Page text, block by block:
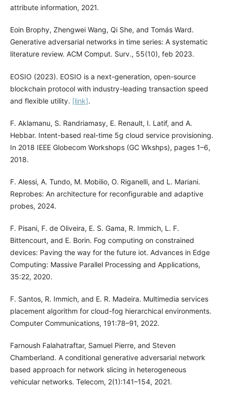
attribute information, 2021.
Eoin Brophy, Zhengwei Wang, Qi She, and Tomás Ward.
Generative adversarial networks in time series: A systematic
literature review. ACM Comput. Surv., 55(10), feb 2023.
EOSIO (2023). EOSIO is a next-generation, open-source
blockchain protocol with industry-leading transaction speed
and flexible utility. [link].
F. Aklamanu, S. Randriamasy, E. Renault, I. Latif, and A.
Hebbar. Intent-based real-time 5g cloud service provisioning.
In 2018 IEEE Globecom Workshops (GC Wkshps), pages 1–6,
2018.
F. Alessi, A. Tundo, M. Mobilio, O. Riganelli, and L. Mariani.
Reprobes: An architecture for reconfigurable and adaptive
probes, 2024.
F. Pisani, F. de Oliveira, E. S. Gama, R. Immich, L. F.
Bittencourt, and E. Borin. Fog computing on constrained
devices: Paving the way for the future iot. Advances in Edge
Computing: Massive Parallel Processing and Applications,
35:22, 2020.
F. Santos, R. Immich, and E. R. Madeira. Multimedia services
placement algorithm for cloud-fog hierarchical environments.
Computer Communications, 191:78–91, 2022.
Farnoush Falahatraftar, Samuel Pierre, and Steven
Chamberland. A conditional generative adversarial network
based approach for network slicing in heterogeneous
vehicular networks. Telecom, 2(1):141–154, 2021.